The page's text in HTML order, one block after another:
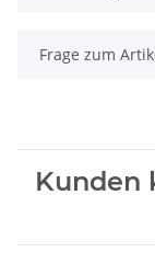
Frage zum
Kunden